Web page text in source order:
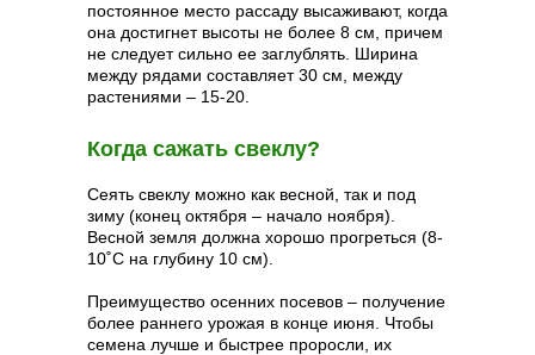
постоянное место рассаду высаживают, когда
она достигнет высоты не более 8 см, причем
не следует сильно ее заглублять. Ширина
между рядами составляет 30 см, между
растениями – 15-20.
Когда сажать свеклу?
Сеять свеклу можно как весной, так и под
зиму (конец октября – начало ноября).
Весной земля должна хорошо прогреться (8-
10˚С на глубину 10 см).
Преимущество осенних посевов – получение
более раннего урожая в конце июня. Чтобы
семена лучше и быстрее проросли, их